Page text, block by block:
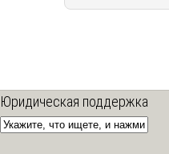
Юридическая поддержка